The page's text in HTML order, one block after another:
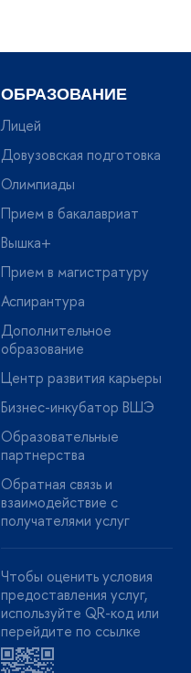
ОБРАЗОВАНИЕ
Лицей
Довузовская подготовка
Олимпиады
Прием в бакалавриат
Вышка+
Прием в магистратуру
Аспирантура
Дополнительное
образование
Центр развития карьеры
Бизнес-инкубатор ВШЭ
Образовательные
партнерства
Обратная связь и
взаимодействие с
получателями услуг
Чтобы оценить условия
предоставления услуг,
используйте QR-код или
перейдите по ссылке